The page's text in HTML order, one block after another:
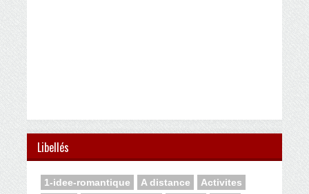
Libellés
1-idee-romantique A distance
Activites